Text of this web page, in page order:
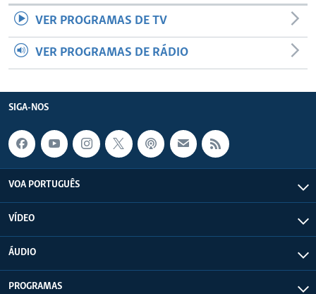
VER PROGRAMAS DE TV
VER PROGRAMAS DE RÁDIO
SIGA-NOS
VOA PORTUGUÊS
VÍDEO
ÁUDIO
PROGRAMAS